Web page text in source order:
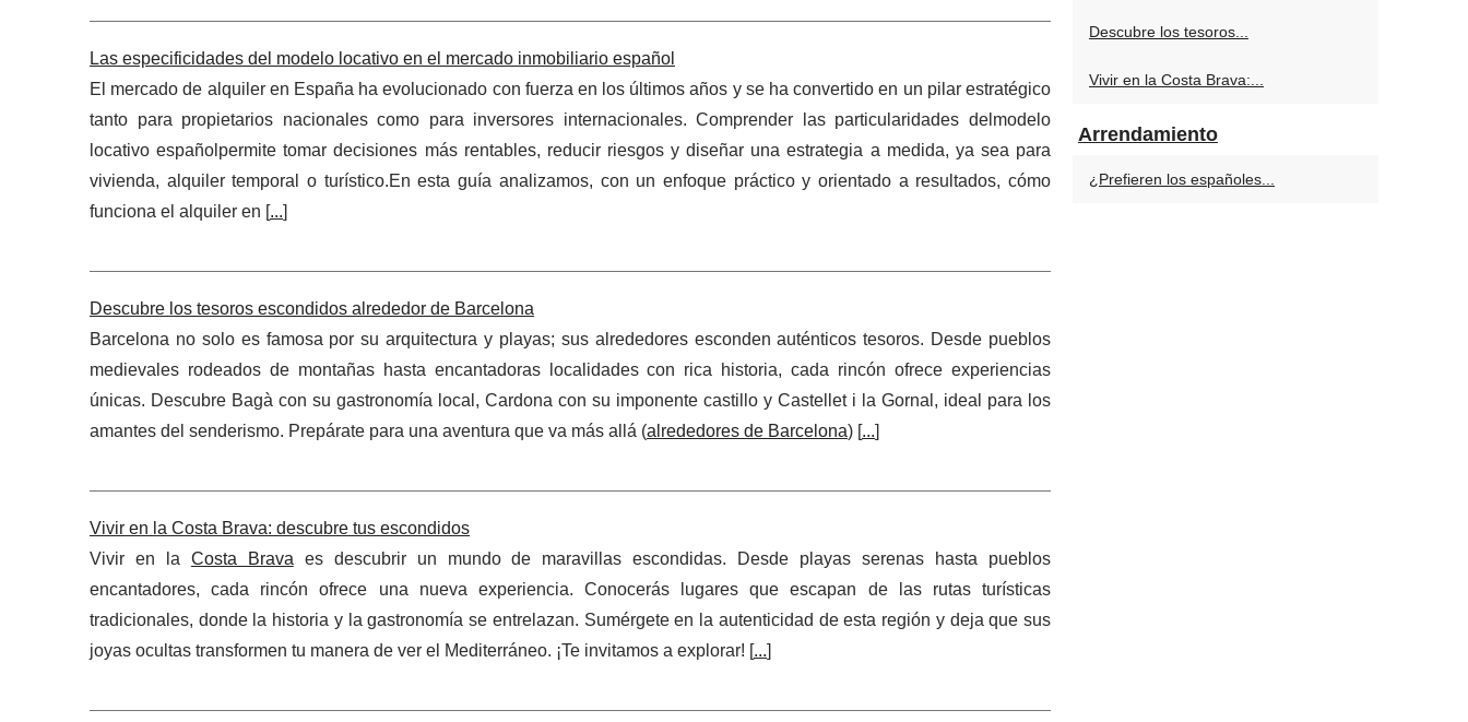
Las especificidades del modelo locativo en el mercado inmobiliario español
El mercado de alquiler en España ha evolucionado con fuerza en los últimos años y se ha convertido en un pilar estratégico
tanto para propietarios nacionales como para inversores internacionales. Comprender las particularidades delmodelo
locativo españolpermite tomar decisiones más rentables, reducir riesgos y diseñar una estrategia a medida, ya sea para
vivienda, alquiler temporal o turístico.En esta guía analizamos, con un enfoque práctico y orientado a resultados, cómo
funciona el alquiler en [...]
Descubre los tesoros escondidos alrededor de Barcelona
Barcelona no solo es famosa por su arquitectura y playas; sus alrededores esconden auténticos tesoros. Desde pueblos
medievales rodeados de montañas hasta encantadoras localidades con rica historia, cada rincón ofrece experiencias
únicas. Descubre Bagà con su gastronomía local, Cardona con su imponente castillo y Castellet i la Gornal, ideal para los
amantes del senderismo. Prepárate para una aventura que va más allá (alrededores de Barcelona) [...]
Vivir en la Costa Brava: descubre tus escondidos
Vivir en la Costa Brava es descubrir un mundo de maravillas escondidas. Desde playas serenas hasta pueblos
encantadores, cada rincón ofrece una nueva experiencia. Conocerás lugares que escapan de las rutas turísticas
tradicionales, donde la historia y la gastronomía se entrelazan. Sumérgete en la autenticidad de esta región y deja que sus
joyas ocultas transformen tu manera de ver el Mediterráneo. ¡Te invitamos a explorar! [...]
Descubre los tesoros...
Vivir en la Costa Brava:...
Arrendamiento
¿Prefieren los españoles...